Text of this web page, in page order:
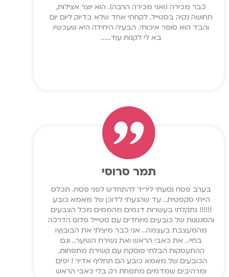
כבר מכירה (ואני מכירה הרבה). הוא יוצר אצילות,
תחושה נקיה בסטייל. לקחתי אחד שלא בדיוק ליום יום
והבד הוא סופר איכותי. הבעיה היחידה היא שעכשיו
בא לי לקנות עוד.....
תמר סרוסי
בערב פסח נסעתי ליריד להתחדש לפני פסח. תכלס
הייתי סקפטית.. עד שהגעתי לדוכן של מאמא כובע
!!!!!! נתקלתי בעשרות דגמים מהממים מכל הצבעים
והסגנונות של כובעים מיוחדים עם סטיייל פלוס הדרכה
מהמעצבת בעצמה.. אני כבר מיציתי את הבובןץו
בחיי.. את כאבי הראש ואת נשירת השיער.. וגם
ההתעסקות הבלתי פוסקת עם קשירת מתפחות.
הכובעים של מאמא כובע הם תחליף אדיר ! יפים
ומרהיבים שמדמים מתפחת רק בלי כאבי הראש